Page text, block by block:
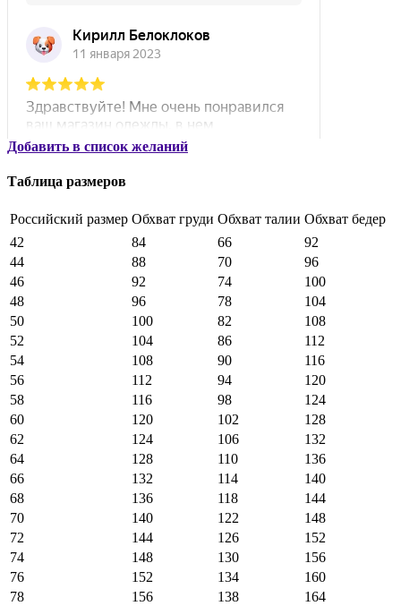
Добавить в список желаний
Таблица размеров
Российский размер Обхват груди Обхват талии Обхват бедер
42
84 66
92
44
88 70
96
46
92 74
100
48
96 78
104
50
100 82
108
52
104 86
112
54
108 90
116
56
112 94
120
58
116 98
124
60
120 102
128
62
124 106
132
64
128 110
136
66
132 114
140
68
136 118
144
70
140 122
148
72
144 126
152
74
148 130
156
76
152 134
160
78
156 138
164